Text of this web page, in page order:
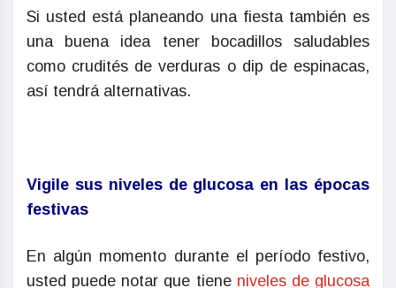
Si usted está planeando una fiesta también es
una buena idea tener bocadillos saludables
como crudités de verduras o dip de espinacas,
así tendrá alternativas.
Vigile sus niveles de glucosa en las épocas
festivas
En algún momento durante el período festivo,
usted puede notar que tiene niveles de glucosa